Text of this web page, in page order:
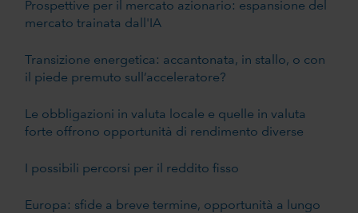
Prospettive per il mercato azionario: espansione del
mercato trainata dall'IA
Transizione energetica: accantonata, in stallo, o con
il piede premuto sull’acceleratore?
Le obbligazioni in valuta locale e quelle in valuta
forte offrono opportunità di rendimento diverse
I possibili percorsi per il reddito fisso
Europa: sfide a breve termine, opportunità a lungo